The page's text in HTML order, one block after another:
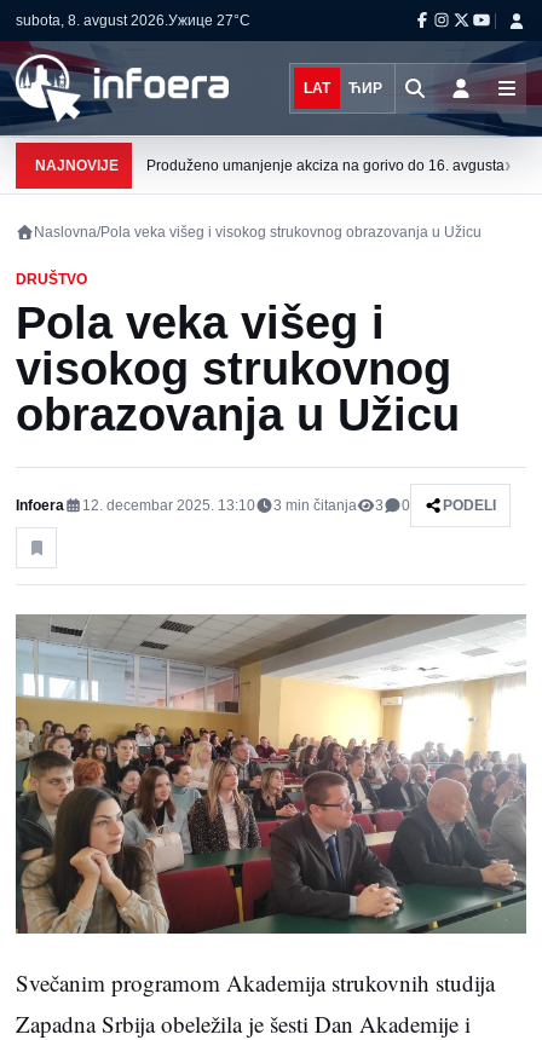
subota, 8. avgust 2026.Ужице 27°C
LAT ЋИР
NAJNOVIJE Produženo umanjenje akciza na gorivo do 16. avgusta›
Naslovna/Pola veka višeg i visokog strukovnog obrazovanja u Užicu
DRUŠTVO
Pola veka višeg i
visokog strukovnog
obrazovanja u Užicu
Infoera 12. decembar 2025. 13:10 3 min čitanja 3 0 PODELI
Svečanim programom Akademija strukovnih studija
Zapadna Srbija obeležila je šesti Dan Akademije i